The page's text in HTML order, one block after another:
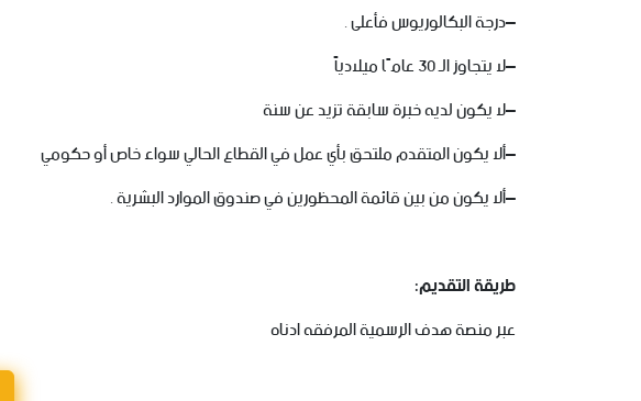
–درجةالبكالوريوسفأعلى.
–لايتجاوزالـ30 عامًاميلادياً
–لايكونلديهخبرةسابقةتزيدعنسنة
–ألايكونالمتقدمملتحقبأيعملفيالقطاعالحاليسواءخاصأوحكومي
–ألايكونمنبينقائمةالمحظورينفيصندوقالمواردالبشرية.
طريقةالتقديم:
عبرمنصةهدفالرسميةالمرفقهادناه